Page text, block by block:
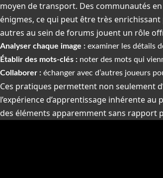
moyen de transport. Des communautés
énigmes, ce qui peut être très
autres au sein de forums jouent un rôle
Analyser chaque image : examiner les détails
Établir des mots-clés : noter des mots qui
Collaborer : échanger avec d’autres joueurs
Ces pratiques permettent non seulement
l’expérience d’apprentissage inhérente
des éléments apparemment sans rapport